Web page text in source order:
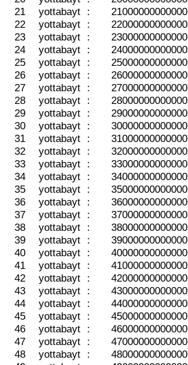
21
yottabayt : 21000000000000
22
yottabayt : 22000000000000
23
yottabayt : 23000000000000
24
yottabayt : 24000000000000
25
yottabayt : 25000000000000
26
yottabayt : 26000000000000
27
yottabayt : 27000000000000
28
yottabayt : 28000000000000
29
yottabayt : 29000000000000
30
yottabayt : 30000000000000
31
yottabayt : 31000000000000
32
yottabayt : 32000000000000
33
yottabayt : 33000000000000
34
yottabayt : 34000000000000
35
yottabayt : 35000000000000
36
yottabayt : 36000000000000
37
yottabayt : 37000000000000
38
yottabayt : 38000000000000
39
yottabayt : 39000000000000
40
yottabayt : 40000000000000
41
yottabayt : 41000000000000
42
yottabayt : 42000000000000
43
yottabayt : 43000000000000
44
yottabayt : 44000000000000
45
yottabayt : 45000000000000
46
yottabayt : 46000000000000
47
yottabayt : 47000000000000
48
yottabayt : 48000000000000